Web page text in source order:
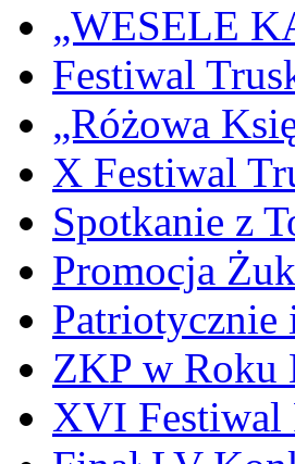
„WESELE
Festiwal
„Różowa
X Festiwal
Spotkanie z
Promocja
ZKP w Roku
XVI Festiwal